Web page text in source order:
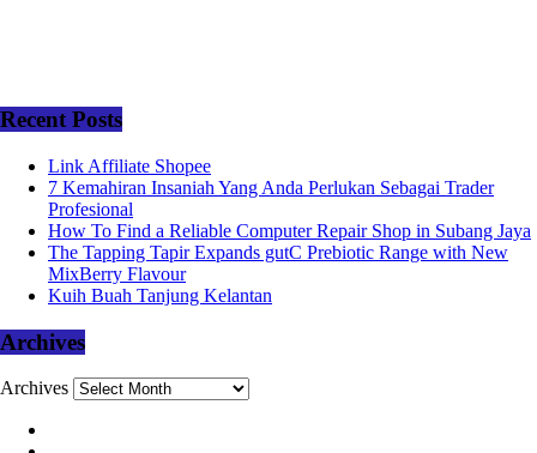
Recent Posts
Link Affiliate Shopee
7 Kemahiran Insaniah Yang Anda Perlukan Sebagai Trader
Profesional
How To Find a Reliable Computer Repair Shop in Subang Jaya
The Tapping Tapir Expands gutC Prebiotic Range with New
MixBerry Flavour
Kuih Buah Tanjung Kelantan
Archives
Archives